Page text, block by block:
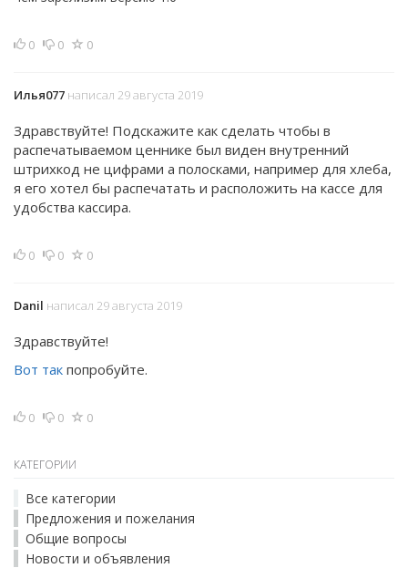
0 0 0
Илья077 написал 29 августа 2019
Здравствуйте! Подскажите как сделать чтобы в
распечатываемом ценнике был виден внутренний
штрихкод не цифрами а полосками, например для хлеба,
я его хотел бы распечатать и расположить на кассе для
удобства кассира.
0 0 0
Danil написал 29 августа 2019
Здравствуйте!
Вот так попробуйте.
0 0 0
КАТЕГОРИИ
Все категории
Предложения и пожелания
Общие вопросы
Новости и объявления